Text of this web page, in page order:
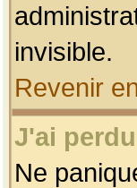
invisible.
Revenir
J'ai
Ne